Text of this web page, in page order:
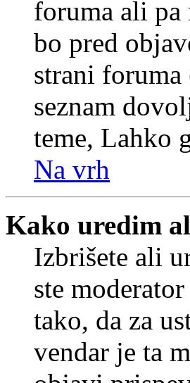
foruma ali pa
bo pred
strani
seznam
teme, Lahko
Na vrh
Kako uredim
Izbrišete ali
ste
tako, da za
vendar je ta